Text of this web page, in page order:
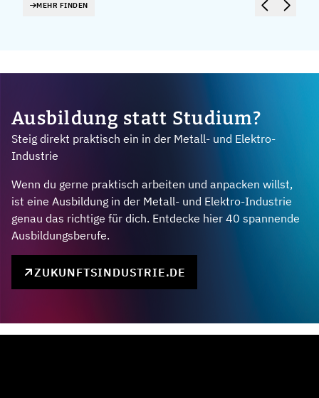
MEHR FINDEN
Ausbildung statt Studium?
Steig direkt praktisch ein in der Metall- und Elektro-
Industrie
Wenn du gerne praktisch arbeiten und anpacken willst,
ist eine Ausbildung in der Metall- und Elektro-Industrie
genau das richtige für dich. Entdecke hier 40 spannende
Ausbildungsberufe.
ZUKUNFTSINDUSTRIE.DE